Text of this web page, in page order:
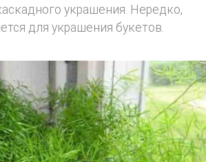
украшения. Нередко,
для украшения букетов.